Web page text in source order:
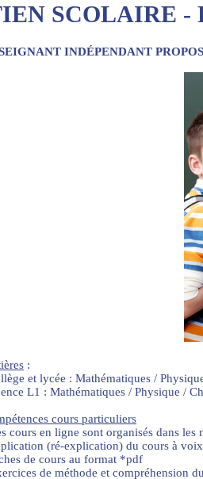
SCOLAIRE -
INDÉPENDANT
:
et lycée : Mathématiques /
L1 : Mathématiques / Physique /
cours particuliers
cours en ligne sont organisés dans
(ré-explication) du cours à
de cours au format *pdf
de méthode et compréhension